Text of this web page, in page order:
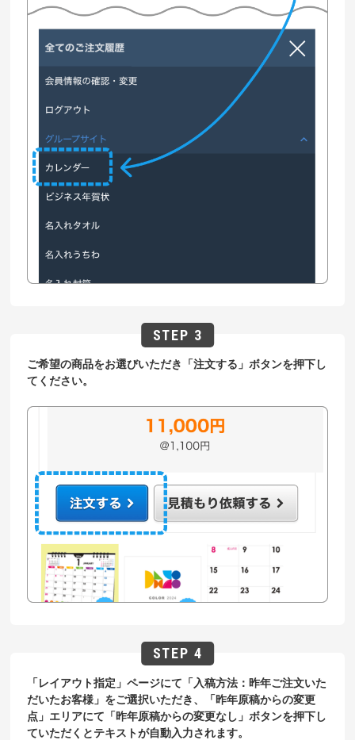
ご希望の商品をお選びいただき「注文する」ボタンを押下し
てください。
「レイアウト指定」ページにて「入稿方法：昨年ご注文いた
だいたお客様」をご選択いただき、「昨年原稿からの変更
点」エリアにて「昨年原稿からの変更なし」ボタンを押下し
ていただくとテキストが自動入力されます。